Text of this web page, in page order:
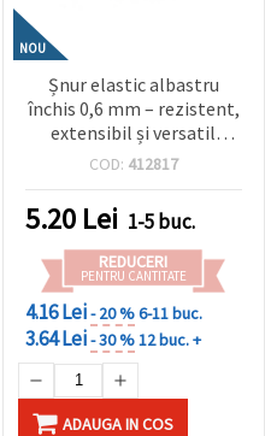
NOU
Șnur elastic albastru
închis 0,6 mm – rezistent,
extensibil și versatil
pentru craft & bijuterii,
COD: 412817
5.20 Lei 1-5 buc.
REDUCERI
PENTRU CANTITATE
4.16 Lei- 20 %6-11 buc.
3.64 Lei- 30 %12 buc. +
ADAUGA IN COS